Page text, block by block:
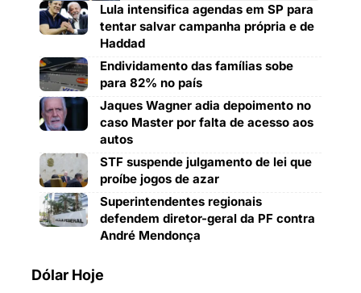
Lula intensifica agendas em SP para
tentar salvar campanha própria e de
Haddad
Endividamento das famílias sobe
para 82% no país
Jaques Wagner adia depoimento no
caso Master por falta de acesso aos
autos
STF suspende julgamento de lei que
proíbe jogos de azar
Superintendentes regionais
defendem diretor-geral da PF contra
André Mendonça
Dólar Hoje